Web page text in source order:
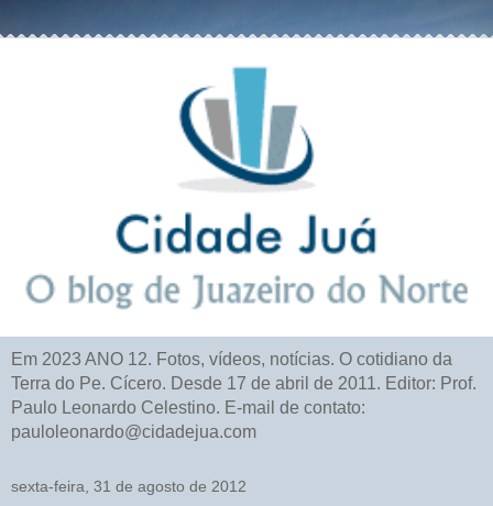
Em 2023 ANO 12. Fotos, vídeos, notícias. O cotidiano da
Terra do Pe. Cícero. Desde 17 de abril de 2011. Editor: Prof.
Paulo Leonardo Celestino. E-mail de contato:
pauloleonardo@cidadejua.com
sexta-feira, 31 de agosto de 2012